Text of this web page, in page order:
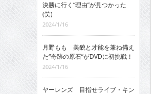
決勝に行く“理由”が見つかった
(笑)
2024/1/16
月野もも 美貌と才能を兼ね備え
た“奇跡の原石”がDVDに初挑戦！
2024/1/16
ヤーレンズ 目指せライブ・キン